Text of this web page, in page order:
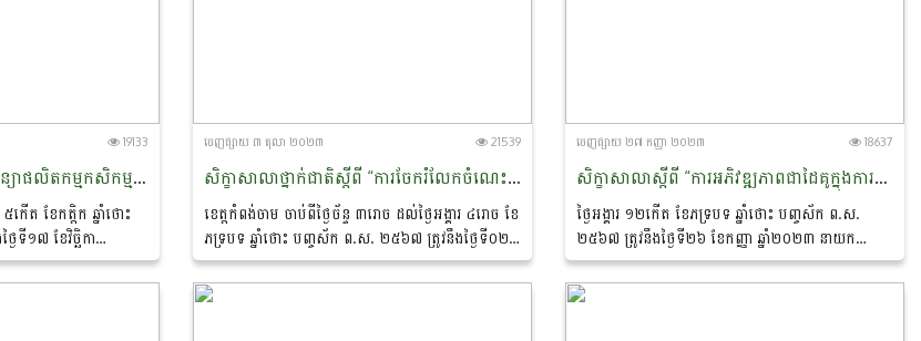
19133
ពិធីចុះហត្ថលេខាលើកិច្ចសន្យាផលិតកម្មកសិកម្ម ស្តីពីការផលិត និងផ្គត់ផ្គង់ដំឡូងមីស្រស់រវាងសហគមន៍កសិកម្មចំការលើសាមគ្គីអភិវឌ្ឍន៍ និងដេប៉ូ លាង ប៊ុនហ៊ាង
៥កើត ខែកត្តិក ឆ្នាំថោះ
ទី១៧ ខែវិច្ឆិកា
ាននាយកដ្ឋានកសិ-
ចេញ​ផ្សាយ​ ៣ តុលា ២០២៣ 21539
សិក្ខាសាលាថ្នាក់ជាតិស្ដីពី “ការចែករំលែកចំណេះដឹង និងបទពិសោធន៍នៃការកំណត់អត្តសញ្ញាណគម្រោងក្នុងតំបន់មេគង្គ”
ខេត្តកំពង់ចាម ចាប់ពីថ្ងៃច័ន្ទ ៣រោច ដល់ថ្ងៃអង្គារ ៤រោច ខែ
ភទ្របទ ឆ្នាំថោះ បញ្ចស័ក ព.ស. ២៥៦៧ ត្រូវនឹងថ្ងៃទី០២
ដល់ថ្ងៃទី០៣ ខែតុលា ឆ្នាំ២០២៣ នាយកដ្ឋានកសិ-
ឧស្សាហកម្ម នៃក្រសួងកសិកម្ម...
ចេញ​ផ្សាយ​ ២៧ កញ្ញា ២០២៣ 18637
សិក្ខាសាលាស្តីពី “ការអភិវឌ្ឍភាពជាដៃគូក្នុងការកំណត់តម្លៃប្រកបដោយនិរន្តរភាព”
ថ្ងៃអង្គារ ១២កើត ខែភទ្របទ ឆ្នាំថោះ បញ្ចស័ក ព.ស.
២៥៦៧ ត្រូវនឹងថ្ងៃទី២៦ ខែកញ្ញា ឆ្នាំ២០២៣ នាយក
ដ្ឋានកសិ-ឧស្សាហកម្ម នៃក្រសួងកសិកម្ម រុក្ខាប្រមាញ់ និង
នេសាទ សហការជាមួយភ្នាក់ងារកិច្ចសហប្រតិបត្តិការអន្តរ